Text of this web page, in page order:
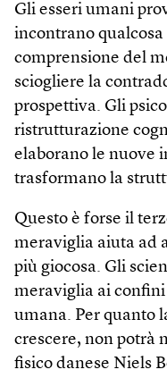
Gli esseri umani
incontrano
comprensione del
sciogliere la
prospettiva. Gli
ristrutturazione
elaborano le nuove
trasformano la
Questo è forse il
meraviglia aiuta ad
più giocosa. Gli
meraviglia ai confini
umana. Per quanto
crescere, non potrà
fisico danese Niels